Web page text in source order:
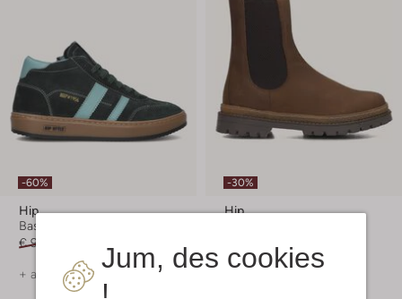
Jum, des cookies
-60%
Hip
Baskets montantes
€ 99,99
+ autre couleurs
-30%
Hip